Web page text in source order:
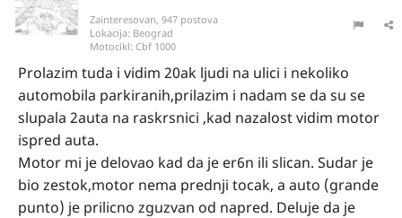
Zainteresovan, 947 postova
Lokacija: Beograd
Motocikl: Cbf 1000
Prolazim tuda i vidim 20ak ljudi na ulici i nekoliko
automobila parkiranih,prilazim i nadam se da su se
slupala 2auta na raskrsnici ,kad nazalost vidim motor
ispred auta.
Motor mi je delovao kad da je er6n ili slican. Sudar je
bio zestok,motor nema prednji tocak, a auto (grande
punto) je prilicno zguzvan od napred. Deluje da je